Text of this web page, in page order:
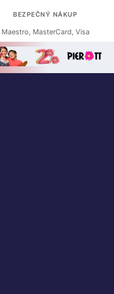
BEZPEČNÝ NÁKUP
Maestro, MasterCard, Visa